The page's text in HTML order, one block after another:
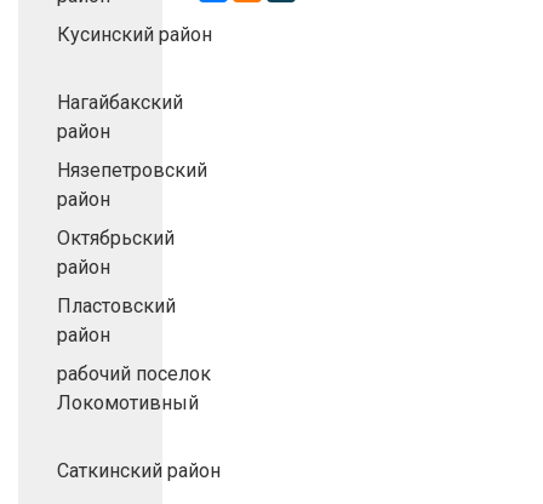
Кусинский район
Нагайбакский
район
Нязепетровский
район
Октябрьский
район
Пластовский
район
рабочий поселок
Локомотивный
Саткинский район